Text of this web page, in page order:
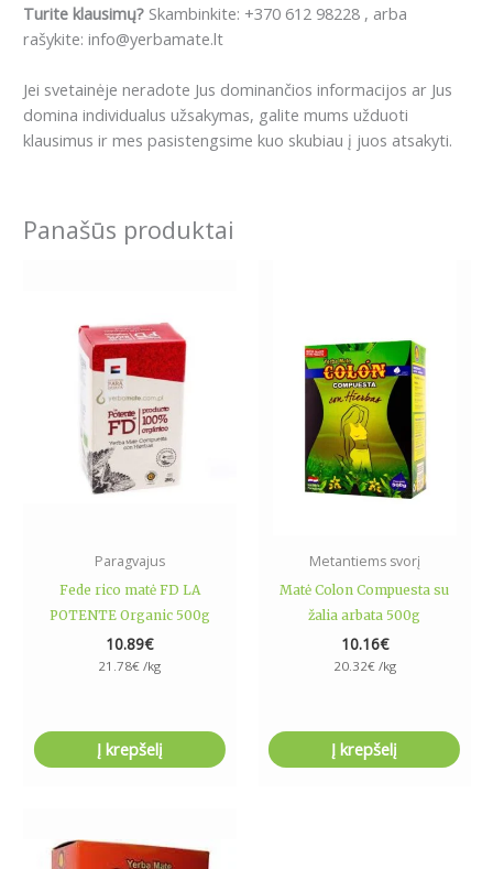
Turite klausimų? Skambinkite: +370 612 98228 , arba
rašykite: info@yerbamate.lt
Jei svetainėje neradote Jus dominančios informacijos ar Jus
domina individualus užsakymas, galite mums užduoti
klausimus ir mes pasistengsime kuo skubiau į juos atsakyti.
Panašūs produktai
Paragvajus
Fede rico matė FD LA
POTENTE Organic 500g
10.89€
21.78€ /kg
Į krepšelį
Metantiems svorį
Matė Colon Compuesta su
žalia arbata 500g
10.16€
20.32€/kg
Į krepšelį